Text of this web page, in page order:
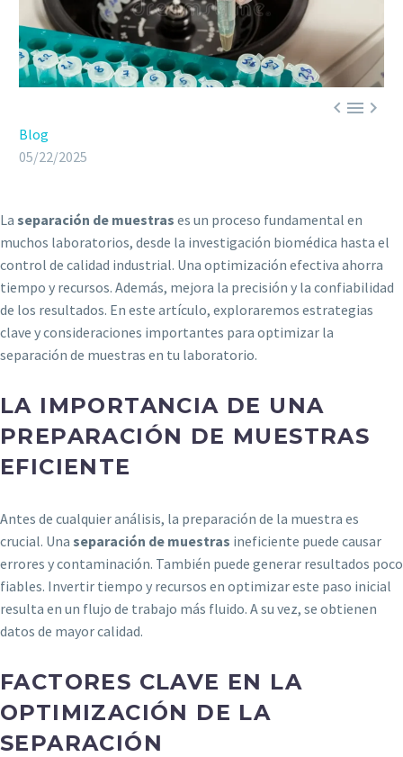

Blog
05/22/2025
La separación de muestras es un proceso fundamental en
muchos laboratorios, desde la investigación biomédica hasta el
control de calidad industrial. Una optimización efectiva ahorra
tiempo y recursos. Además, mejora la precisión y la confiabilidad
de los resultados. En este artículo, exploraremos estrategias
clave y consideraciones importantes para optimizar la
separación de muestras en tu laboratorio.
LA IMPORTANCIA DE UNA
PREPARACIÓN DE MUESTRAS
EFICIENTE
Antes de cualquier análisis, la preparación de la muestra es
crucial. Una separación de muestras ineficiente puede causar
errores y contaminación. También puede generar resultados poco
fiables. Invertir tiempo y recursos en optimizar este paso inicial
resulta en un flujo de trabajo más fluido. A su vez, se obtienen
datos de mayor calidad.
FACTORES CLAVE EN LA
OPTIMIZACIÓN DE LA
SEPARACIÓN